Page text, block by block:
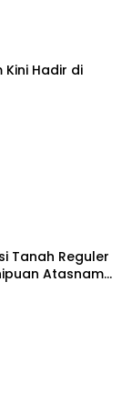
Kini Hadir di
Tanah Reguler
Atasnama